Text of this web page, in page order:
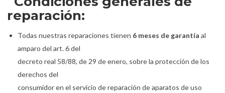
reparación:
Todas nuestras reparaciones tienen 6 meses de garantía al
amparo del art. 6 del
decreto real 58/88, de 29 de enero, sobre la protección de los
derechos del
consumidor en el servicio de reparación de aparatos de uso